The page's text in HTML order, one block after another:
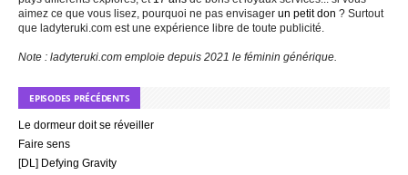
aimez ce que vous lisez, pourquoi ne pas envisager un petit don ? Surtout
que ladyteruki.com est une expérience libre de toute publicité.
Note : ladyteruki.com emploie depuis 2021 le féminin générique.
EPISODES PRÉCÉDENTS
Le dormeur doit se réveiller
Faire sens
[DL] Defying Gravity